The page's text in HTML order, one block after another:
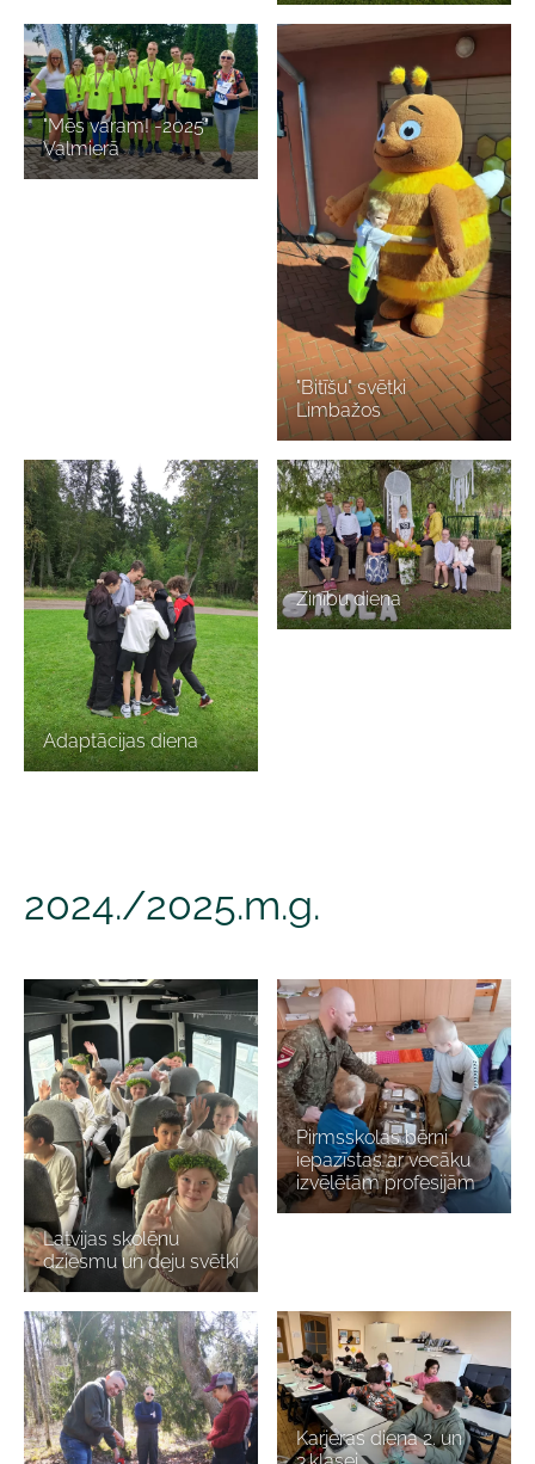
"Mēs varam! -2025"
Valmierā
"Bitīšu" svētki
Limbažos
Adaptācijas diena
Zinību diena
2024./2025.m.g.
Latvijas skolēnu
dziesmu un deju svētki
Pirmsskolas bērni
iepazīstas ar vecāku
izvēlētām profesijām
Karjeras diena 2. un